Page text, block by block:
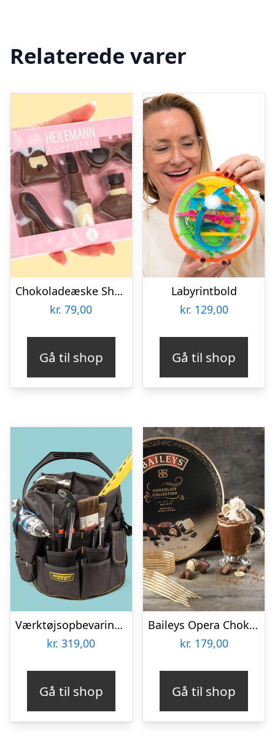
Relaterede varer
Chokoladeæske Shopping
kr. 79,00
Gå til shop
Labyrintbold
kr. 129,00
Gå til shop
Værktøjsopbevaring til spand
kr. 319,00
Gå til shop
Baileys Opera Chokoladeæske
kr. 179,00
Gå til shop